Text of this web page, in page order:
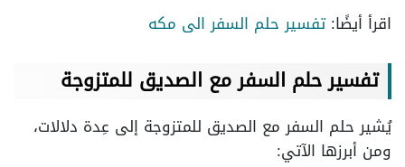
اقرأ أيضًا:تفسير حلم السفر الى مكه
تفسير حلم السفر مع الصديق للمتزوجة
يُشير حلم السفر مع الصديق للمتزوجة إلى عِدة دلالات،
ومن أبرزها الآتي: